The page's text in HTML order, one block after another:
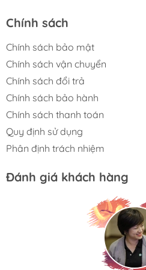
Nhận diện thảm thông
điều chỉnh chế độ phù hợp.
AI AIVI 3D 3.0, nhận diện
đường đi làm sạch.
đảm bảo sàn sạch hoàn
Trạm sạc OMNI tự động
Thiết kế siêu
hoạt làm sạch
Robot hút bụi lau nhà
Chính sách
Chính sách bảo mật
Chính sách vận chuyển
Chính sách đổi trả
Chính sách bảo hành
Chính sách thanh toán
Quy định sử dụng
Phân định trách nhiệm
Đánh giá khách hàng